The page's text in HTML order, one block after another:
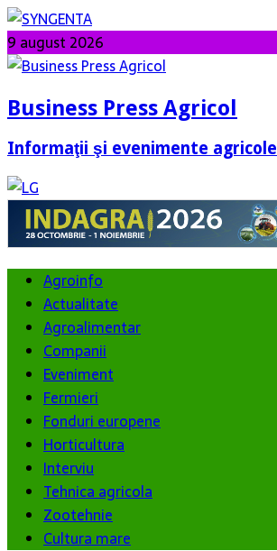
9 august 2026
Business Press Agricol
Informaţii şi evenimente agricole
Agroinfo
Actualitate
Agroalimentar
Companii
Eveniment
Fermieri
Fonduri europene
Horticultura
Interviu
Tehnica agricola
Zootehnie
Cultura mare